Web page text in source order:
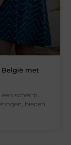
met
scherm.
bieden